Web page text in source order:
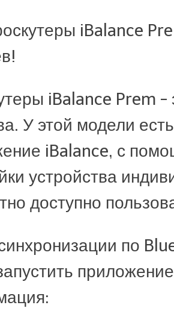
модуль
защиты -
iBalance
iBalance Prem
У этой модели
iBalance, с
устройства
доступно
по